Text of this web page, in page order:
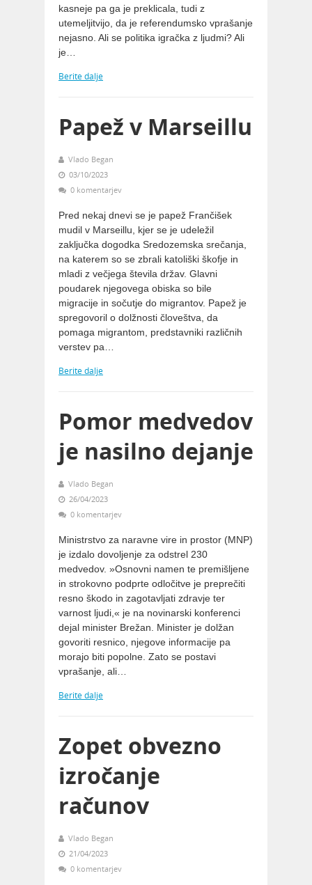
kasneje pa ga je preklicala, tudi z
utemeljitvijo, da je referendumsko vprašanje
nejasno. Ali se politika igračka z ljudmi? Ali
je…
Berite dalje
Papež v Marseillu
Vlado Began
03/10/2023
0 komentarjev
Pred nekaj dnevi se je papež Frančišek
mudil v Marseillu, kjer se je udeležil
zaključka dogodka Sredozemska srečanja,
na katerem so se zbrali katoliški škofje in
mladi z večjega števila držav. Glavni
poudarek njegovega obiska so bile
migracije in sočutje do migrantov. Papež je
spregovoril o dolžnosti človeštva, da
pomaga migrantom, predstavniki različnih
verstev pa…
Berite dalje
Pomor medvedov
je nasilno dejanje
Vlado Began
26/04/2023
0 komentarjev
Ministrstvo za naravne vire in prostor (MNP)
je izdalo dovoljenje za odstrel 230
medvedov. »Osnovni namen te premišljene
in strokovno podprte odločitve je preprečiti
resno škodo in zagotavljati zdravje ter
varnost ljudi,« je na novinarski konferenci
dejal minister Brežan. Minister je dolžan
govoriti resnico, njegove informacije pa
morajo biti popolne. Zato se postavi
vprašanje, ali…
Berite dalje
Zopet obvezno
izročanje
računov
Vlado Began
21/04/2023
0 komentarjev